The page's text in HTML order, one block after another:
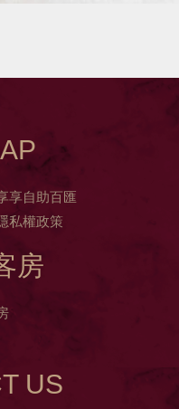
享自助百匯
私權政策
房
US